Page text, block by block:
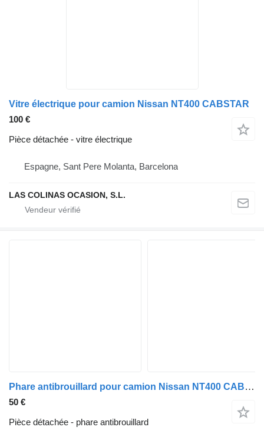
Vitre électrique pour camion Nissan NT400 CABSTAR
100 €
Pièce détachée - vitre électrique
Espagne, Sant Pere Molanta, Barcelona
LAS COLINAS OCASION, S.L.
Phare antibrouillard pour camion Nissan NT400 CABSTAR
50 €
Pièce détachée - phare antibrouillard